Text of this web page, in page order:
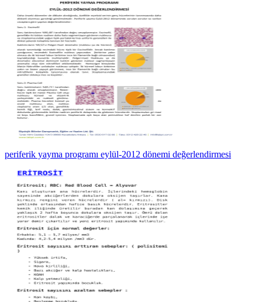
periferik yayma programı eylül-2012 dönemi değerlendirmesi